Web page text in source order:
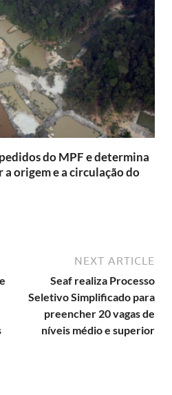
do MPF e determina
origem e a circulação do
NEXT ARTICLE
Seaf realiza Processo
Seletivo Simplificado para
preencher 20 vagas de
níveis médio e superior